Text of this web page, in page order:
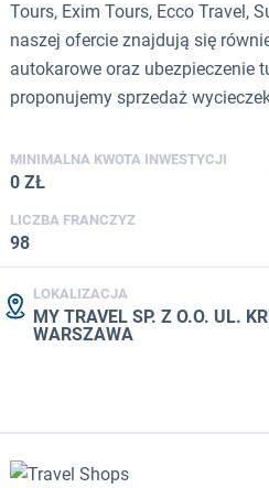
Tours, Exim Tours, Ecco Travel,
naszej ofercie znajdują się
autokarowe oraz ubezpieczenie
proponujemy sprzedaż
MINIMALNA KWOTA INWESTYCJI
0 ZŁ
LICZBA FRANCZYZ
98
LOKALIZACJA
MY TRAVEL SP. Z O.O. UL.
WARSZAWA